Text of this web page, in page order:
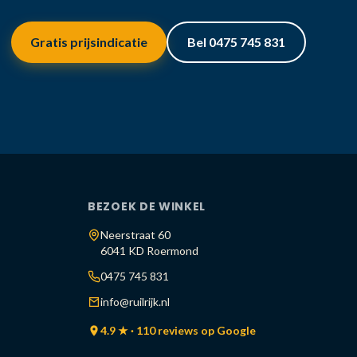
Gratis prijsindicatie Bel 0475 745 831
BEZOEK DE WINKEL
Neerstraat 60
6041 KD Roermond
0475 745 831
info@ruilrijk.nl
4.9 ★ · 110 reviews op Google